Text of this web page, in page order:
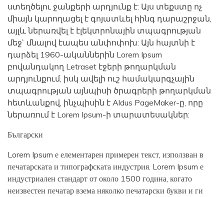
ստեղծելու ջանքերի արդյունք է: Այս տեքստը ոչ
միայն կարողացել է գոյատևել հինգ դարաշրջան,
այլև ներառվել է էլեկտրոնային տպագրության
մեջ` մնալով էապես անփոփոխ: Այն հայտնի է
դարձել 1960-ականներին Lorem Ipsum
բովանդակող Letraset էջերի թողարկման
արդյունքում, իսկ ավելի ուշ համակարգչային
տպագրության այնպիսի ծրագրերի թողարկման
հետևանքով, ինչպիսին է Aldus PageMaker-ը, որը
ներառում է Lorem Ipsum-ի տարատեսակներ:
Български
Lorem Ipsum е елементарен примерен текст, използван в
печатарската и типографската индустрия. Lorem Ipsum е
индустриален стандарт от около 1500 година, когато
неизвестен печатар взема няколко печатарски букви и ги